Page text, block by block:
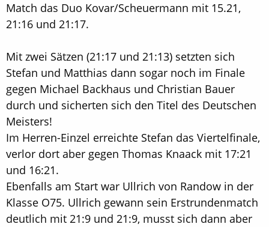
Match das Duo Kovar/Scheuermann mit 15.21,
21:16 und 21:17.
Mit zwei Sätzen (21:17 und 21:13) setzten sich
Stefan und Matthias dann sogar noch im Finale
gegen Michael Backhaus und Christian Bauer
durch und sicherten sich den Titel des Deutschen
Meisters!
Im Herren-Einzel erreichte Stefan das Viertelfinale,
verlor dort aber gegen Thomas Knaack mit 17:21
und 16:21.
Ebenfalls am Start war Ullrich von Randow in der
Klasse O75. Ullrich gewann sein Erstrundenmatch
deutlich mit 21:9 und 21:9, musst sich dann aber